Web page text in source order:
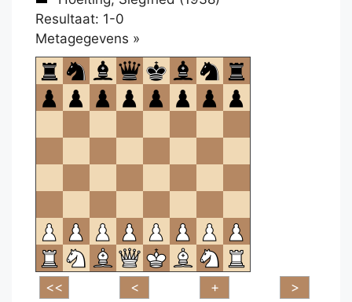
Resultaat: 1-0
Metagegevens »
om
te
openen.